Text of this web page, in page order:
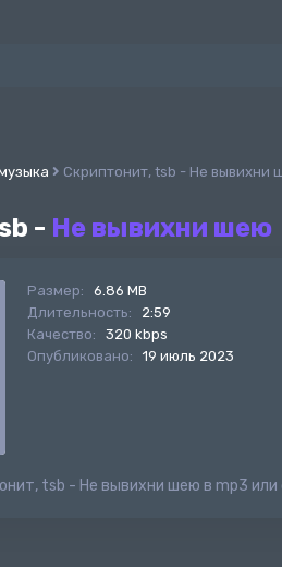
Скриптонит, tsb - Не вывихни
- Не вывихни шею
Размер:
6.86 MB
Длительность:
2:59
Качество:
320 kbps
Опубликовано:
19 июль 2023
tsb - Не вывихни шею в mp3